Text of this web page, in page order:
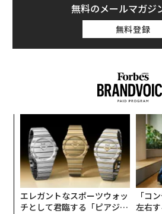
無料のメールマガジ
無料登録
エレガントなスポーツウォッ
チとして君臨する「ピアジ
「コ
左右す